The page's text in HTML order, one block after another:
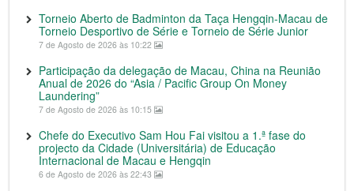
Torneio Aberto de Badminton da Taça Hengqin-Macau de
Torneio Desportivo de Série e Torneio de Série Junior
7 de Agosto de 2026 às 10:22
Participação da delegação de Macau, China na Reunião
Anual de 2026 do “Asia / Pacific Group On Money
Laundering”
7 de Agosto de 2026 às 10:15
Chefe do Executivo Sam Hou Fai visitou a 1.ª fase do
projecto da Cidade (Universitária) de Educação
Internacional de Macau e Hengqin
6 de Agosto de 2026 às 22:43